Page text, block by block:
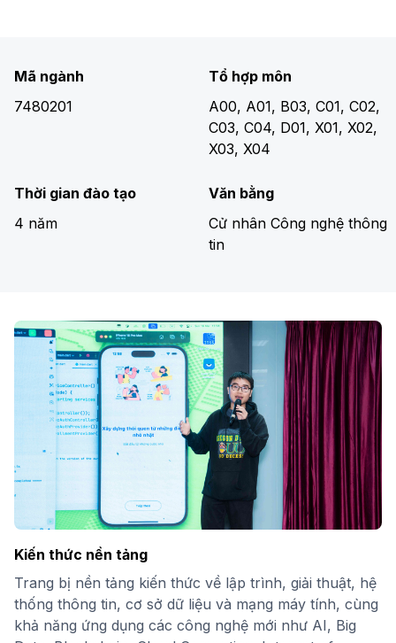
Mã ngành
7480201
Tổ hợp môn
A00, A01, B03, C01, C02,
C03, C04, D01, X01, X02,
X03, X04
Thời gian đào tạo
4 năm
Văn bằng
Cử nhân Công nghệ thông
tin
Kiến thức nền tảng
Trang bị nền tảng kiến thức về lập trình, giải thuật, hệ
thống thông tin, cơ sở dữ liệu và mạng máy tính, cùng
khả năng ứng dụng các công nghệ mới như AI, Big